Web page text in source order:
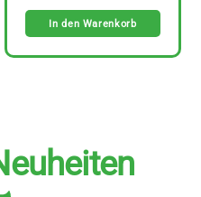
In den Warenkorb